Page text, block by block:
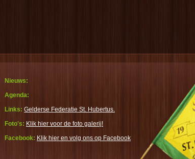
Nieuws:
Agenda:
Links: Gelderse Federatie St. Hubertus.
Foto's: Klik hier voor de foto galerij!
Facebook: Klik hier en volg ons op Facebook